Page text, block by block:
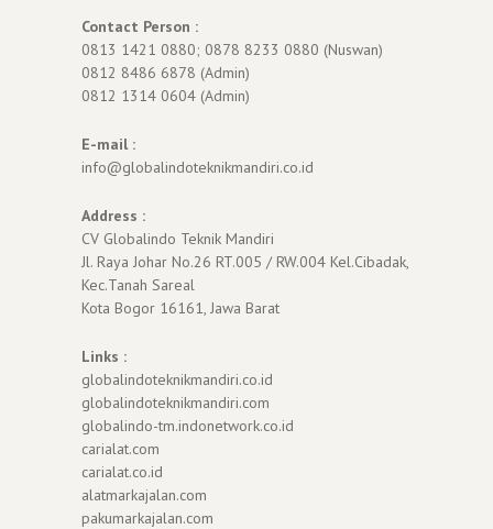
Contact Person :
0813 1421 0880; 0878 8233 0880 (Nuswan)
0812 8486 6878 (Admin)
0812 1314 0604 (Admin)
E-mail :
info@globalindoteknikmandiri.co.id
Address :
CV Globalindo Teknik Mandiri
Jl. Raya Johar No.26 RT.005 / RW.004 Kel.Cibadak,
Kec.Tanah Sareal
Kota Bogor 16161, Jawa Barat
Links :
globalindoteknikmandiri.co.id
globalindoteknikmandiri.com
globalindo-tm.indonetwork.co.id
carialat.com
carialat.co.id
alatmarkajalan.com
pakumarkajalan.com